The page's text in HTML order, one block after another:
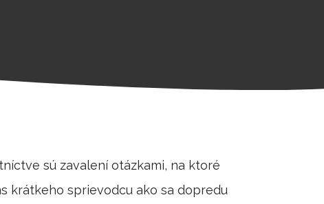
sú zavalení otázkami, na ktoré
krátkeho sprievodcu ako sa dopredu